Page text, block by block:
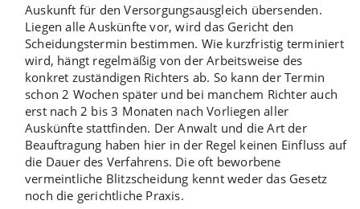
Auskunft für den Versorgungsausgleich übersenden.
Liegen alle Auskünfte vor, wird das Gericht den
Scheidungstermin bestimmen. Wie kurzfristig terminiert
wird, hängt regelmäßig von der Arbeitsweise des
konkret zuständigen Richters ab. So kann der Termin
schon 2 Wochen später und bei manchem Richter auch
erst nach 2 bis 3 Monaten nach Vorliegen aller
Auskünfte stattfinden. Der Anwalt und die Art der
Beauftragung haben hier in der Regel keinen Einfluss auf
die Dauer des Verfahrens. Die oft beworbene
vermeintliche Blitzscheidung kennt weder das Gesetz
noch die gerichtliche Praxis.